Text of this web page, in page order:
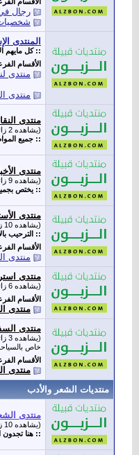
رجال
المنتدى
:: كل مايهم
الأقسام
منتدى
منتدى
منتدى
(يشاهده 2 زائر)
:: جميع
منتدى
(يشاهده 9 زائر)
:: يختص بجميع
منتدى
(يشاهده 10 زائر)
:: الترحيب
الأقسام
منتدى
منتدى
(يشاهده 6 زائر)
الأقسام
منتدى
منتدى
(يشاهده 3 زائر)
خاص
الأقسام
منتدى
منتديات الشعر والأدب
منتدى
(يشاهده 10 زائر)
:: هنا تجدون